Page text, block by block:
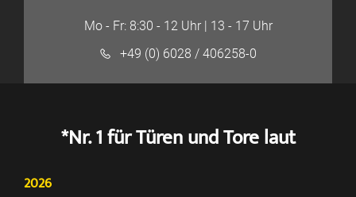
Mo - Fr: 8:30 - 12 Uhr | 13 - 17 Uhr
+49 (0) 6028 / 406258-0
*Nr. 1 für Türen und Tore laut
2026